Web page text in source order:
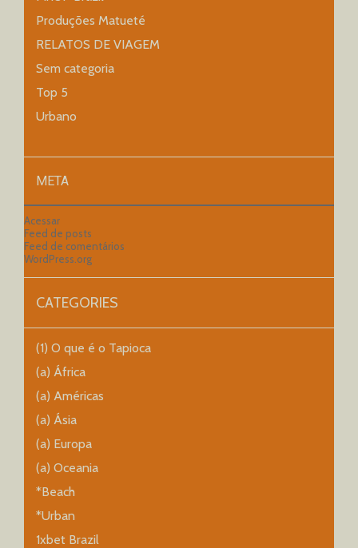
Produções Matueté
RELATOS DE VIAGEM
Sem categoria
Top 5
Urbano
META
Acessar
Feed de posts
Feed de comentários
WordPress.org
CATEGORIES
(1) O que é o Tapioca
(a) África
(a) Américas
(a) Ásia
(a) Europa
(a) Oceania
*Beach
*Urban
1xbet Brazil